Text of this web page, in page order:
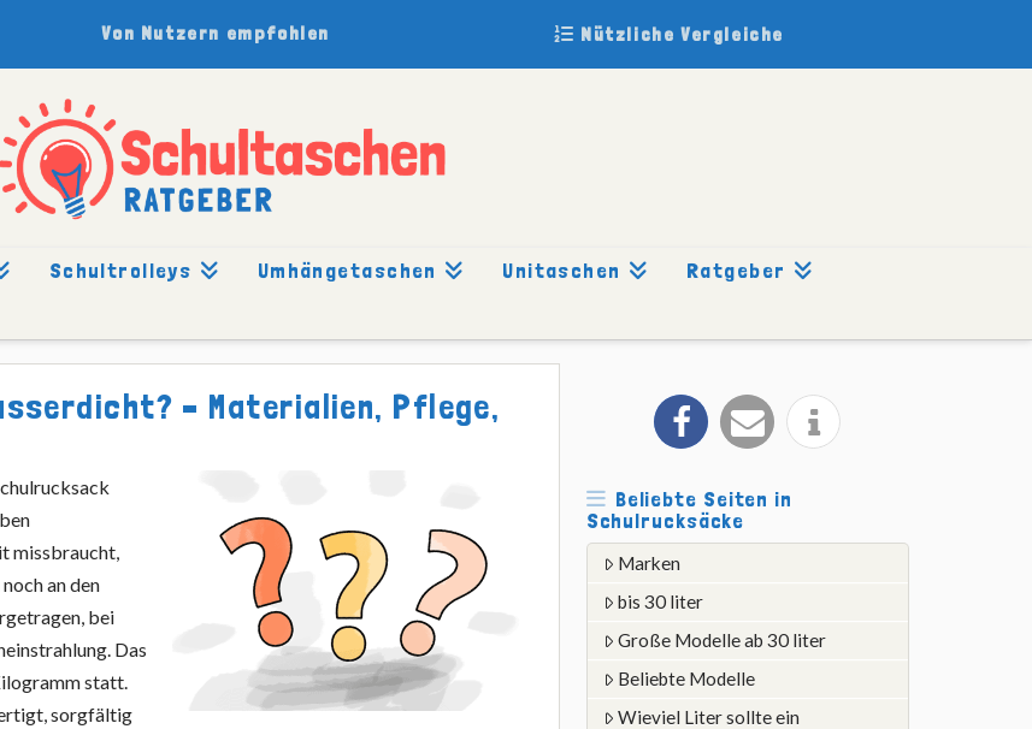
Von Nutzern empfohlen Nützliche Vergleiche
Schultrolleys Umhängetaschen Unitaschen
Ratgeber
– Materialien, Pflege,
missbraucht,
an den
bei
Das
statt.
sorgfältig
Beliebte Seiten in
Schulrucksäcke
Marken
bis 30 liter
Große Modelle ab 30 liter
Beliebte Modelle
Wieviel Liter sollte ein